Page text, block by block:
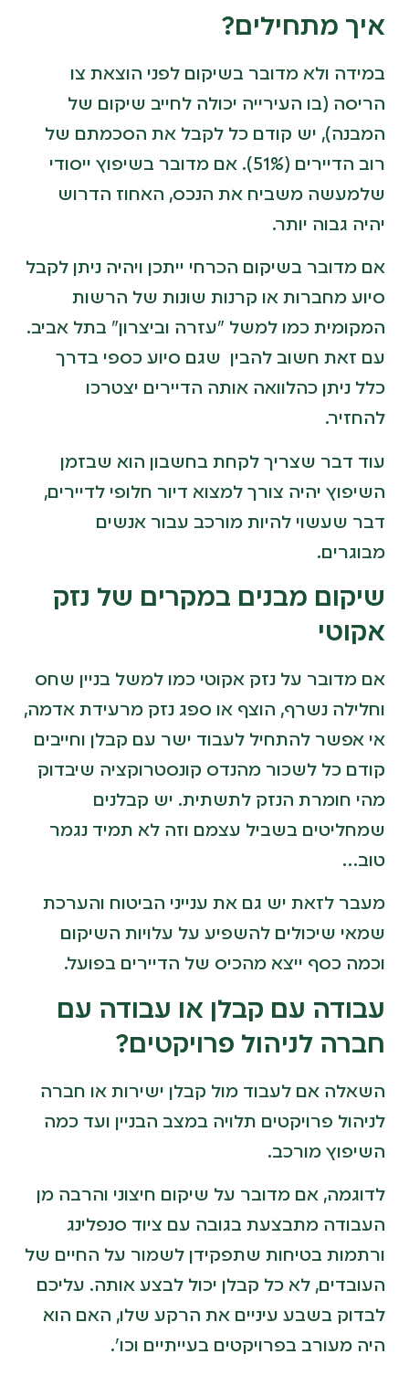
איך מתחילים?
במידה ולא מדובר בשיקום לפני הוצאת צו
הריסה (בו העירייה יכולה לחייב שיקום של
המבנה), יש קודם כל לקבל את הסכמתם של
רוב הדיירים (51%). אם מדובר בשיפוץ ייסודי
שלמעשה משביח את הנכס, האחוז הדרוש
יהיה גבוה יותר.
אם מדובר בשיקום הכרחי ייתכן ויהיה ניתן לקבל
סיוע מחברות או קרנות שונות של הרשות
המקומית כמו למשל "עזרה וביצרון" בתל אביב.
עם זאת חשוב להבין שגם סיוע כספי בדרך
כלל ניתן כהלוואה אותה הדיירים יצטרכו
להחזיר.
עוד דבר שצריך לקחת בחשבון הוא שבזמן
השיפוץ יהיה צורך למצוא דיור חלופי לדיירים,
דבר שעשוי להיות מורכב עבור אנשים
מבוגרים.
שיקום מבנים במקרים של נזק
אקוטי
אם מדובר על נזק אקוטי כמו למשל בניין שחס
וחלילה נשרף, הוצף או ספג נזק מרעידת אדמה,
אי אפשר להתחיל לעבוד ישר עם קבלן וחייבים
קודם כל לשכור מהנדס קונסטרוקציה שיבדוק
מהי חומרת הנזק לתשתית. יש קבלנים
שמחליטים בשביל עצמם וזה לא תמיד נגמר
טוב…
מעבר לזאת יש גם את ענייני הביטוח והערכת
שמאי שיכולים להשפיע על עלויות השיקום
וכמה כסף ייצא מהכיס של הדיירים בפועל.
עבודה עם קבלן או עבודה עם
חברה לניהול פרויקטים?
השאלה אם לעבוד מול קבלן ישירות או חברה
לניהול פרויקטים תלויה במצב הבניין ועד כמה
השיפוץ מורכב.
לדוגמה, אם מדובר על שיקום חיצוני והרבה מן
העבודה מתבצעת בגובה עם ציוד סנפלינג
ורתמות בטיחות שתפקידן לשמור על החיים של
העובדים, לא כל קבלן יכול לבצע אותה. עליכם
לבדוק בשבע עיניים את הרקע שלו, האם הוא
היה מעורב בפרויקטים בעייתיים וכו'.